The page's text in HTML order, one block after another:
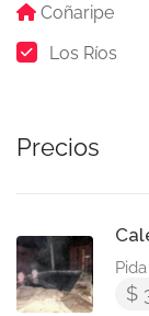
Coñaripe
Los Ríos
Precios
$